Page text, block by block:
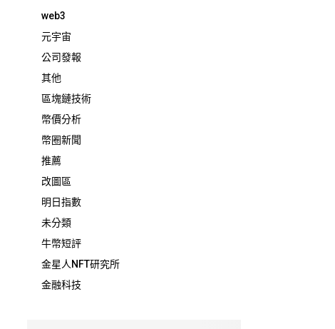
web3
元宇宙
公司發報
其他
區塊鏈技術
幣價分析
幣圈新聞
推薦
改圖區
明日指數
未分類
牛幣短評
金星人NFT研究所
金融科技